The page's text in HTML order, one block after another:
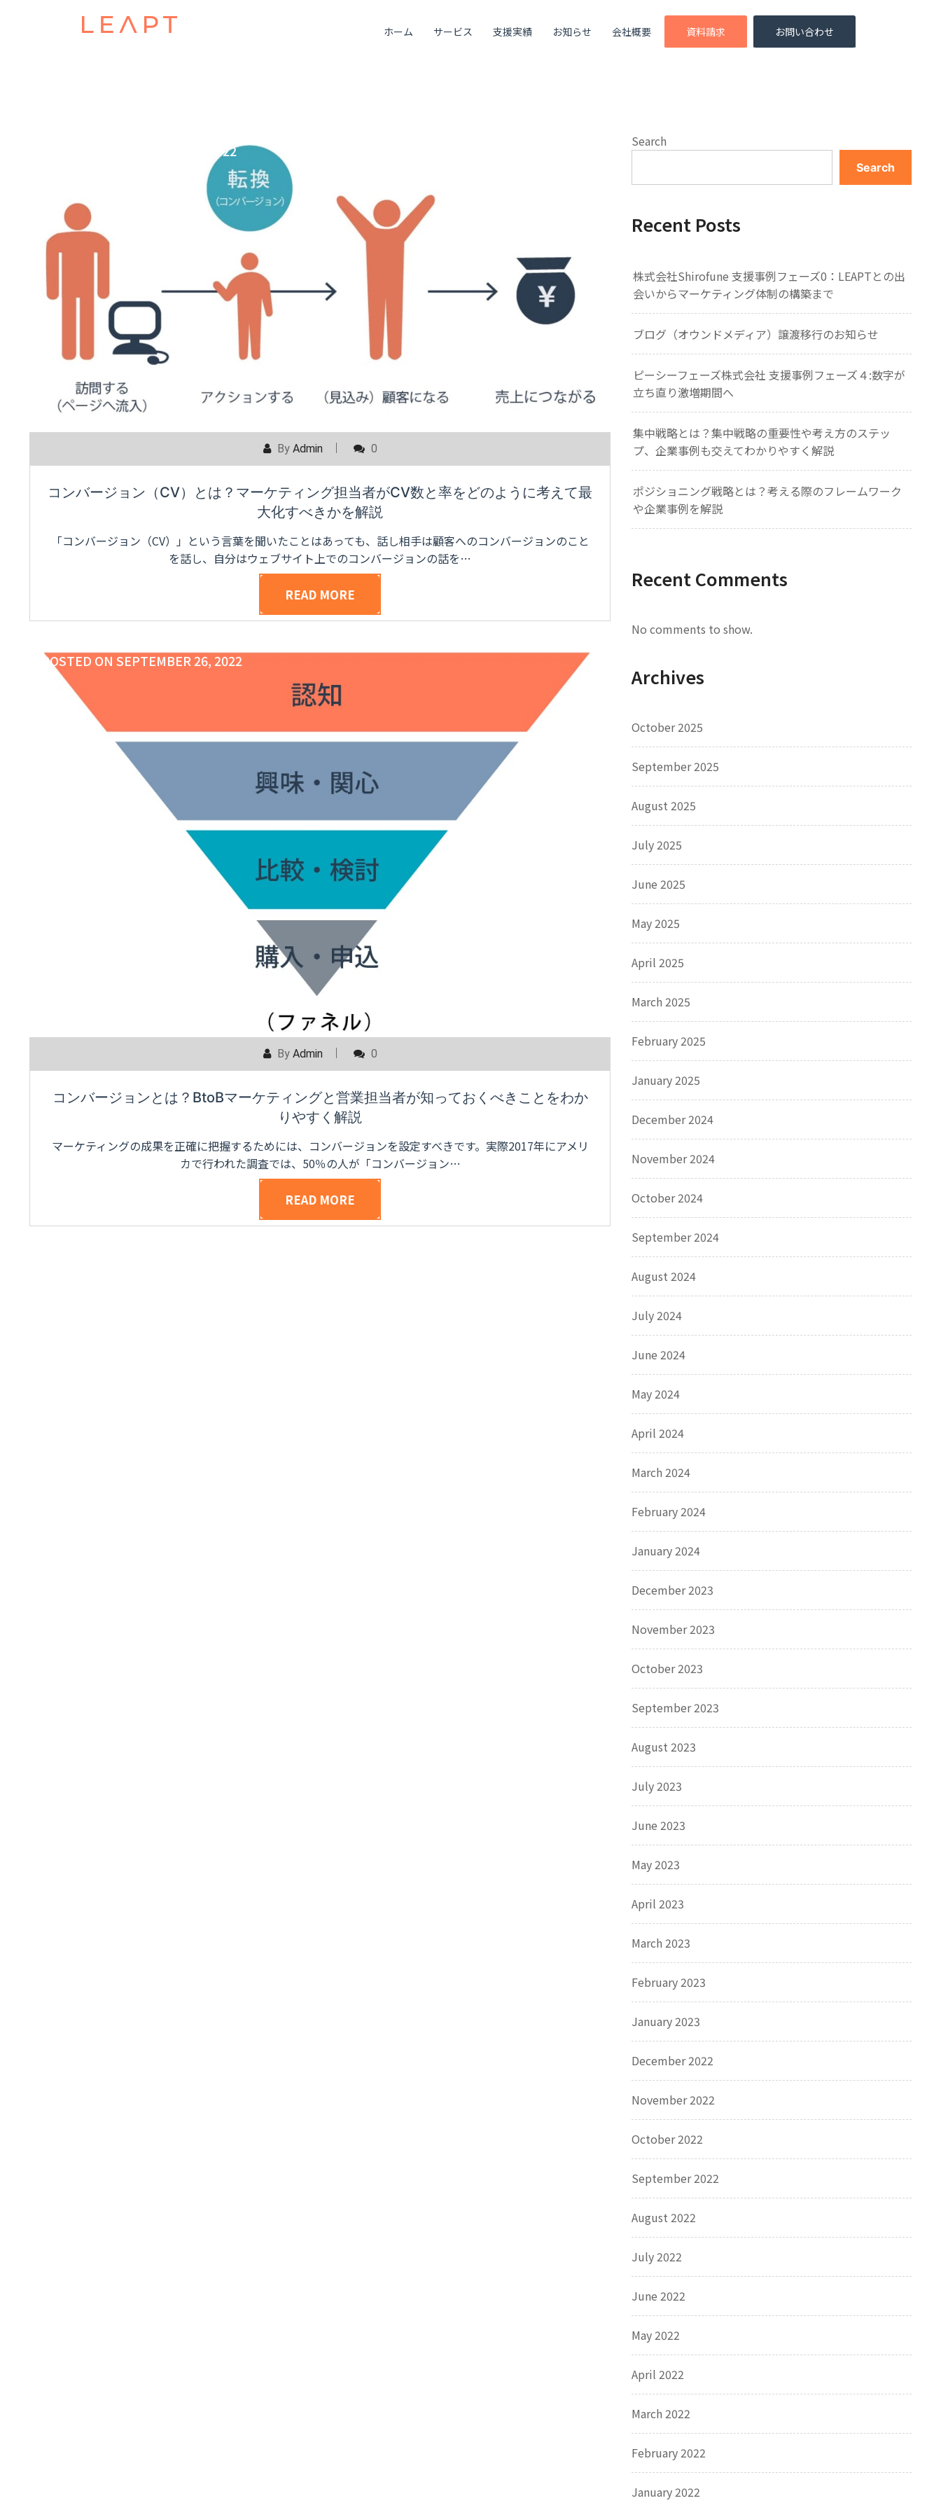
ホーム サービス 支援実績 お知らせ 会社概要 資料請求 お問い合わせ
NOVEMBER 23, 2022
By Admin 0
コンバージョン（CV）とは？マーケティング担当者がCV数と率をどのように考えて最
大化すべきかを解説
「コンバージョン（CV）」という言葉を聞いたことはあっても、話し相手は顧客へのコンバージョンのこと
を話し、自分はウェブサイト上でのコンバージョンの話を…
READ MORE
POSTED ON SEPTEMBER 26, 2022
By Admin 0
コンバージョンとは？BtoBマーケティングと営業担当者が知っておくべきことをわか
りやすく解説
マーケティングの成果を正確に把握するためには、コンバージョンを設定すべきです。実際2017年にアメリ
カで行われた調査では、50％の人が「コンバージョン…
READ MORE
Search
Search
Recent Posts
株式会社Shirofune 支援事例フェーズ0：LEAPTとの出
会いからマーケティング体制の構築まで
ブログ（オウンドメディア）譲渡移行のお知らせ
ピーシーフェーズ株式会社 支援事例フェーズ４:数字が
立ち直り激増期間へ
集中戦略とは？集中戦略の重要性や考え方のステッ
プ、企業事例も交えてわかりやすく解説
ポジショニング戦略とは？考える際のフレームワーク
や企業事例を解説
Recent Comments
No comments to show.
Archives
October 2025
September 2025
August 2025
July 2025
June 2025
May 2025
April 2025
March 2025
February 2025
January 2025
December 2024
November 2024
October 2024
September 2024
August 2024
July 2024
June 2024
May 2024
April 2024
March 2024
February 2024
January 2024
December 2023
November 2023
October 2023
September 2023
August 2023
July 2023
June 2023
May 2023
April 2023
March 2023
February 2023
January 2023
December 2022
November 2022
October 2022
September 2022
August 2022
July 2022
June 2022
May 2022
April 2022
March 2022
February 2022
January 2022